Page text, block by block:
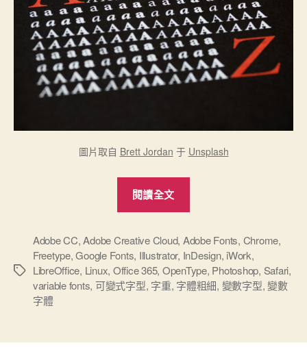
圖片取自 Brett Jordan 于 Unsplash
閱讀全文
可
變
字
體/
標
Adobe CC,Adobe Creative Cloud, Adobe Fonts, Chrome,
Freetype,Google Fonts, Illustrator, InDesign, iWork,
LibreOffice, Linux, Office 365, OpenType, Photoshop, Safari,
variable fonts, 可變式字型, 字重, 字體粗細, 變數字型,變數
字體